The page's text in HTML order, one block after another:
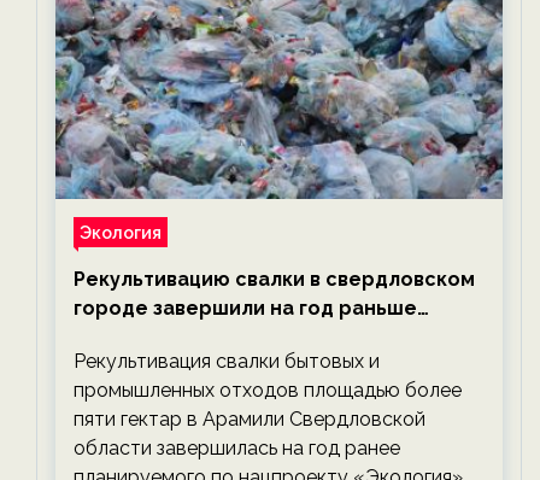
Экология
Рекультивацию свалки в свердловском
городе завершили на год раньше
экологии на ECOportal
Рекультивация свалки бытовых и
промышленных отходов площадью более
пяти гектар в Арамили Свердловской
области завершилась на год ранее